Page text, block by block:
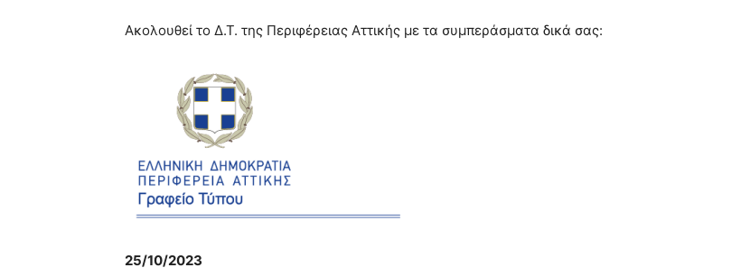
Ακολουθεί το Δ.Τ. της Περιφέρειας Αττικής με τα συμπεράσματα δικά σας:
25/10/2023